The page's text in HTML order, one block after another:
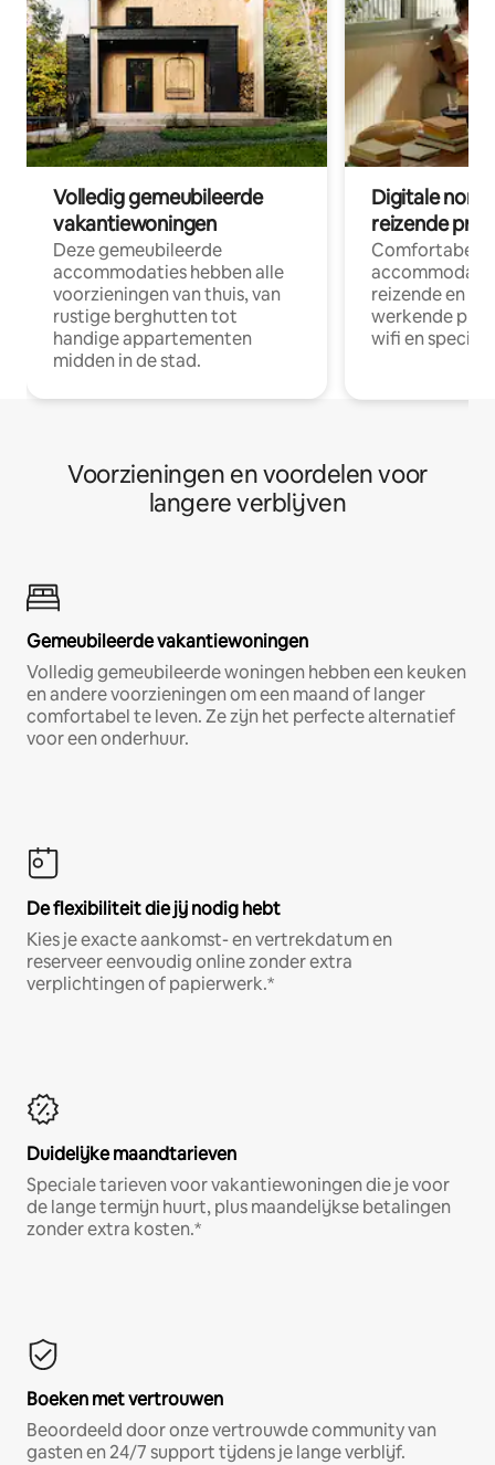
Volledig gemeubileerde
vakantiewoningen
Deze gemeubileerde
accommodaties hebben alle
voorzieningen van thuis, van
rustige berghutten tot
handige appartementen
midden in de stad.
Digitale
reizende
Comfortabele
reizende en
werkende
wifi en
Voorzieningen en voordelen voor
langere verblijven
Gemeubileerde vakantiewoningen
Volledig gemeubileerde woningen hebben een keuken
en andere voorzieningen om een maand of langer
comfortabel te leven. Ze zijn het perfecte alternatief
voor een onderhuur.
De flexibiliteit die jij nodig hebt
Kies je exacte aankomst- en vertrekdatum en
reserveer eenvoudig online zonder extra
verplichtingen of papierwerk.*
Duidelijke maandtarieven
Speciale tarieven voor vakantiewoningen die je voor
de lange termijn huurt, plus maandelijkse betalingen
zonder extra kosten.*
Boeken met vertrouwen
Beoordeeld door onze vertrouwde community van
gasten en 24/7 support tijdens je lange verblijf.